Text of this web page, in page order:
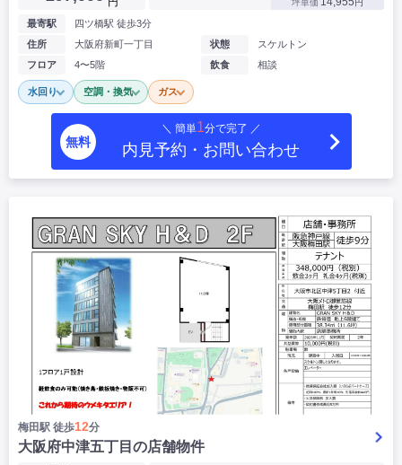
坪単価 円
最寄駅
四ツ橋駅 徒歩3分
住所
大阪府新町一丁目
フロア
4〜5階
状態
スケルトン
飲食
相談
水回り 空調・換気 ガス
無料
＼ 簡単1分で完了 ／
内見予約・お問い合わせ
梅田駅 徒歩12分
大阪府中津五丁目の店舗物件